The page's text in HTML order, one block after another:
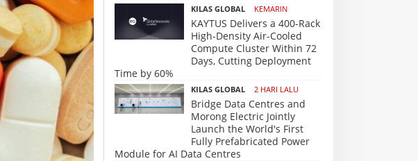
KILAS GLOBAL KEMARIN
KAYTUS Delivers a 400-Rack
High-Density Air-Cooled
Compute Cluster Within 72
Days, Cutting Deployment
Time by 60%
KILAS GLOBAL 2 HARI LALU
Bridge Data Centres and
Morong Electric Jointly
Launch the World's First
Fully Prefabricated Power
Module for AI Data Centres